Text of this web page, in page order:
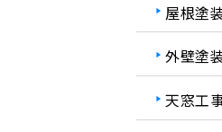
屋根塗
外壁塗
天窓工